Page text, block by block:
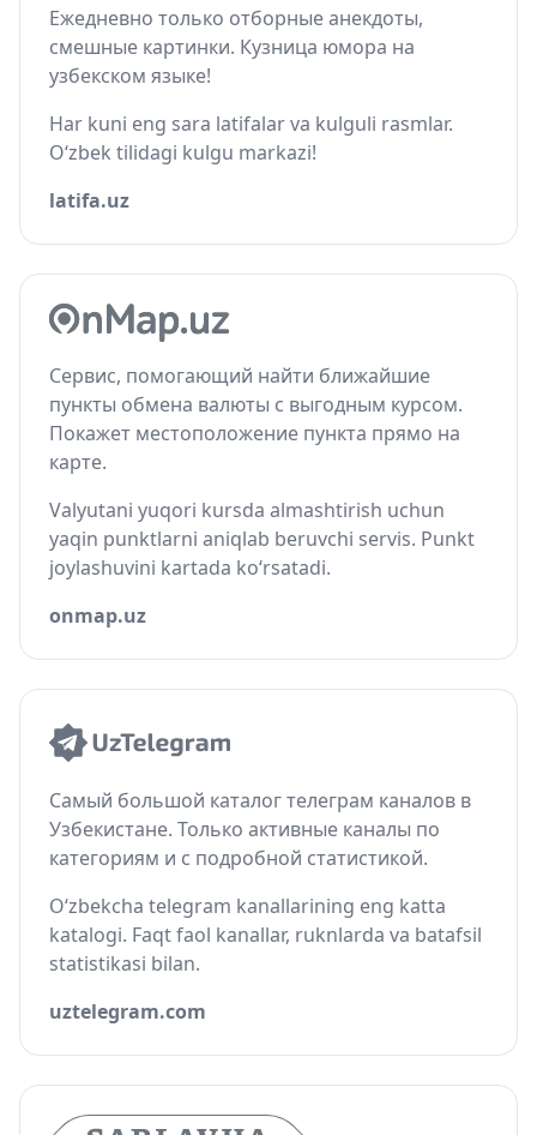
Ежедневно только отборные анекдоты,
смешные картинки. Кузница юмора на
узбекском языке!
Har kuni eng sara latifalar va kulguli rasmlar.
O‘zbek tilidagi kulgu markazi!
latifa.uz
Сервис, помогающий найти ближайшие
пункты обмена валюты с выгодным курсом.
Покажет местоположение пункта прямо на
карте.
Valyutani yuqori kursda almashtirish uchun
yaqin punktlarni aniqlab beruvchi servis. Punkt
joylashuvini kartada ko‘rsatadi.
onmap.uz
Самый большой каталог телеграм каналов в
Узбекистане. Только активные каналы по
категориям и с подробной статистикой.
O‘zbekcha telegram kanallarining eng katta
katalogi. Faqt faol kanallar, ruknlarda va batafsil
statistikasi bilan.
uztelegram.com